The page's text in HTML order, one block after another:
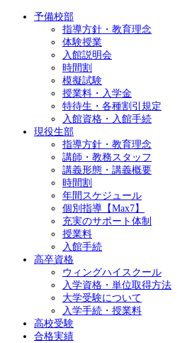
予備校部
指導方針・教育理念
体験授業
入館説明会
時間割
模擬試験
授業料・入学金
特待生・各種割引規定
入館資格・入館手続
現役生部
指導方針・教育理念
講師・教務スタッフ
講義形態・講義概要
時間割
年間スケジュール
個別指導【Max7】
充実のサポート体制
授業料
入館手続
高卒資格
ウィングハイスクール
入学資格・単位取得方法
大学受験について
入学手続・授業料
高校受験
合格実績